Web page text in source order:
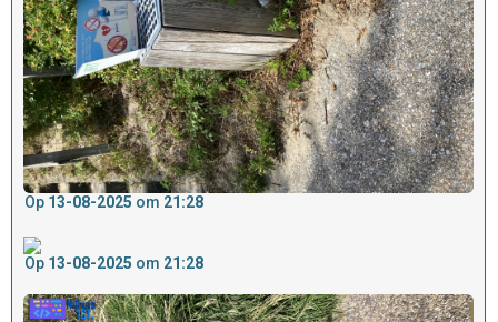
Op 13-08-2025 om 21:28
Op 13-08-2025 om 21:28